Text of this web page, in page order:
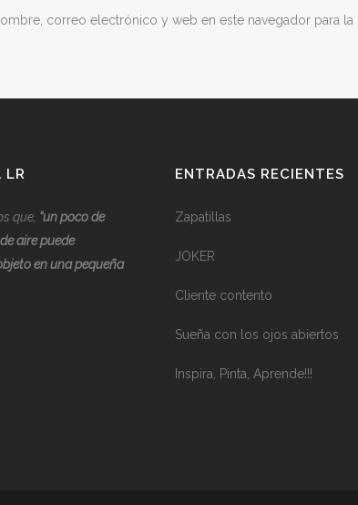
correo electrónico y web en este navegador para
LR
que, “un poco de
aire puede
en una pequeña
ENTRADAS RECIENTES
Zapatillas
JOKER
Cliente contento
Sueña con los ojos abiertos
Inspira, Pinta, Aprende!!!